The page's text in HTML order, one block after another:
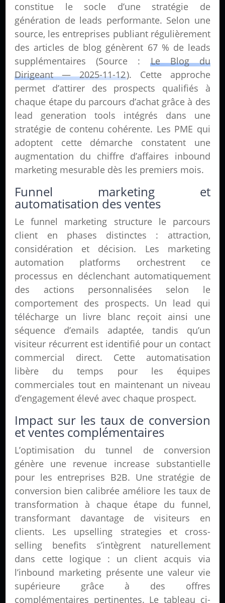
constitue le socle d’une stratégie de
génération de leads performante. Selon une
source, les entreprises publiant régulièrement
des articles de blog génèrent 67 % de leads
supplémentaires (Source : Le Blog du
Dirigeant — 2025-11-12). Cette approche
permet d’attirer des prospects qualifiés à
chaque étape du parcours d’achat grâce à des
lead generation tools intégrés dans une
stratégie de contenu cohérente. Les PME qui
adoptent cette démarche constatent une
augmentation du chiffre d’affaires inbound
marketing mesurable dès les premiers mois.
Funnel marketing et
automatisation des ventes
Le funnel marketing structure le parcours
client en phases distinctes : attraction,
considération et décision. Les marketing
automation platforms orchestrent ce
processus en déclenchant automatiquement
des actions personnalisées selon le
comportement des prospects. Un lead qui
télécharge un livre blanc reçoit ainsi une
séquence d’emails adaptée, tandis qu’un
visiteur récurrent est identifié pour un contact
commercial direct. Cette automatisation
libère du temps pour les équipes
commerciales tout en maintenant un niveau
d’engagement élevé avec chaque prospect.
Impact sur les taux de conversion
et ventes complémentaires
L’optimisation du tunnel de conversion
génère une revenue increase substantielle
pour les entreprises B2B. Une stratégie de
conversion bien calibrée améliore les taux de
transformation à chaque étape du funnel,
transformant davantage de visiteurs en
clients. Les upselling strategies et cross-
selling benefits s’intègrent naturellement
dans cette logique : un client acquis via
l’inbound marketing présente une valeur vie
supérieure grâce à des offres
complémentaires pertinentes. Le tableau ci-